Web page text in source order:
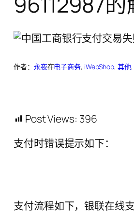
作者： 永夜在电子商务, iWebShop, 其他,
Post Views: 396
支付时错误提示如下：
支付流程如下，银联在线